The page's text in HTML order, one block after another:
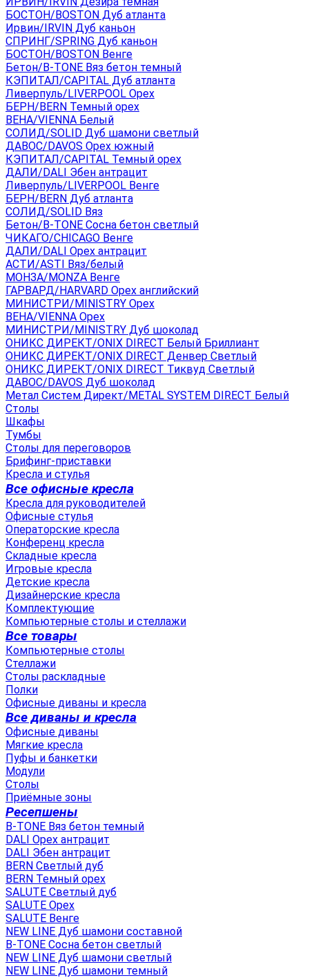
БОСТОН/BOSTON Дуб атланта
Ирвин/IRVIN Дуб каньон
СПРИНГ/SPRING Дуб каньон
БОСТОН/BOSTON Венге
Бетон/B-TONE Вяз бетон темный
КЭПИТАЛ/CAPITAL Дуб атланта
Ливерпуль/LIVERPOOL Орех
БЕРН/BERN Темный орех
ВЕНА/VIENNA Белый
СОЛИД/SOLID Дуб шамони светлый
ДАВОС/DAVOS Орех южный
КЭПИТАЛ/CAPITAL Темный орех
ДАЛИ/DALI Эбен антрацит
Ливерпуль/LIVERPOOL Венге
БЕРН/BERN Дуб атланта
СОЛИД/SOLID Вяз
Бетон/B-TONE Сосна бетон светлый
ЧИКАГО/CHICAGO Венге
ДАЛИ/DALI Орех антрацит
АСТИ/ASTI Вяз/белый
МОНЗА/MONZA Венге
ГАРВАРД/HARVARD Орех английский
МИНИСТРИ/MINISTRY Орех
ВЕНА/VIENNA Орех
МИНИСТРИ/MINISTRY Дуб шоколад
ОНИКС ДИРЕКТ/ONIX DIRECT Белый Бриллиант
ОНИКС ДИРЕКТ/ONIX DIRECT Денвер Светлый
ОНИКС ДИРЕКТ/ONIX DIRECT Тиквуд Светлый
ДАВОС/DAVOS Дуб шоколад
Метал Систем Директ/METAL SYSTEM DIRECT Белый
Столы
Шкафы
Тумбы
Столы для переговоров
Брифинг-приставки
Кресла и стулья
Все офисные кресла
Кресла для руководителей
Офисные стулья
Операторские кресла
Конференц кресла
Складные кресла
Игровые кресла
Детские кресла
Дизайнерские кресла
Комплектующие
Компьютерные столы и стеллажи
Все товары
Компьютерные столы
Стеллажи
Столы раскладные
Полки
Офисные диваны и кресла
Все диваны и кресла
Офисные диваны
Мягкие кресла
Пуфы и банкетки
Модули
Столы
Приёмные зоны
Ресепшены
B-TONE Вяз бетон темный
DALI Орех антрацит
DALI Эбен антрацит
BERN Светлый дуб
BERN Темный орех
SALUTE Светлый дуб
SALUTE Орех
SALUTE Венге
NEW LINE Дуб шамони составной
B-TONE Сосна бетон светлый
NEW LINE Дуб шамони светлый
NEW LINE Дуб шамони темный